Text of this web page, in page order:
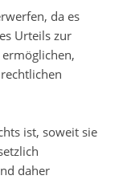
da es
Urteils zur
ist, soweit sie
daher